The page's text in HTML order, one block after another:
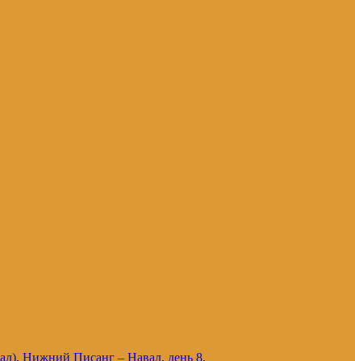
Нижний Писанг – Навал, день 8.